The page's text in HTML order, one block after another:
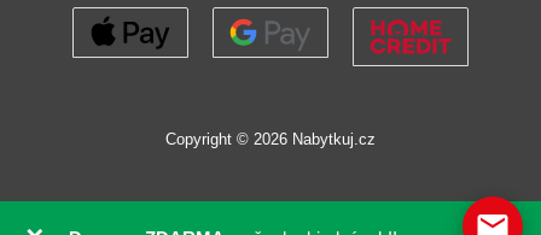
Copyright © 2026 Nabytkuj.cz